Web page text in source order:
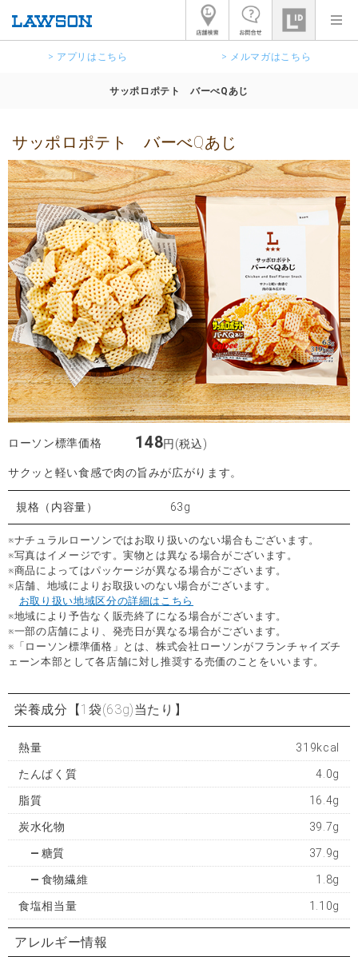
> アプリはこちら > メルマガはこちら
サッポロポテト バーべQあじ
サッポロポテト バーべQあじ
ローソン標準価格 148円(税込)
サクッと軽い食感で肉の旨みが広がります。
規格（内容量） 63g
※ナチュラルローソンではお取り扱いのない場合もございます。
※写真はイメージです。実物とは異なる場合がございます。
※商品によってはパッケージが異なる場合がございます。
※店舗、地域によりお取扱いのない場合がございます。
お取り扱い地域区分の詳細はこちら
※地域により予告なく販売終了になる場合がございます。
※一部の店舗により、発売日が異なる場合がございます。
※「ローソン標準価格」とは、株式会社ローソンがフランチャイズチ
ェーン本部として各店舗に対し推奨する売価のことをいいます。
栄養成分 【1袋(63g)当たり】
熱量 319kcal
たんぱく質 4.0g
脂質 16.4g
炭水化物 39.7g
糖質 37.9g
食物繊維 1.8g
食塩相当量 1.10g
アレルギー情報